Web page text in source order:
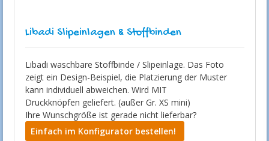
Libadi Slipeinlagen & Stoffbinden
Libadi waschbare Stoffbinde / Slipeinlage. Das Foto
zeigt ein Design-Beispiel, die Platzierung der Muster
kann individuell abweichen. Wird MIT
Druckknöpfen geliefert. (außer Gr. XS mini)
Ihre Wunschgröße ist gerade nicht lieferbar?
Einfach im Konfigurator bestellen!